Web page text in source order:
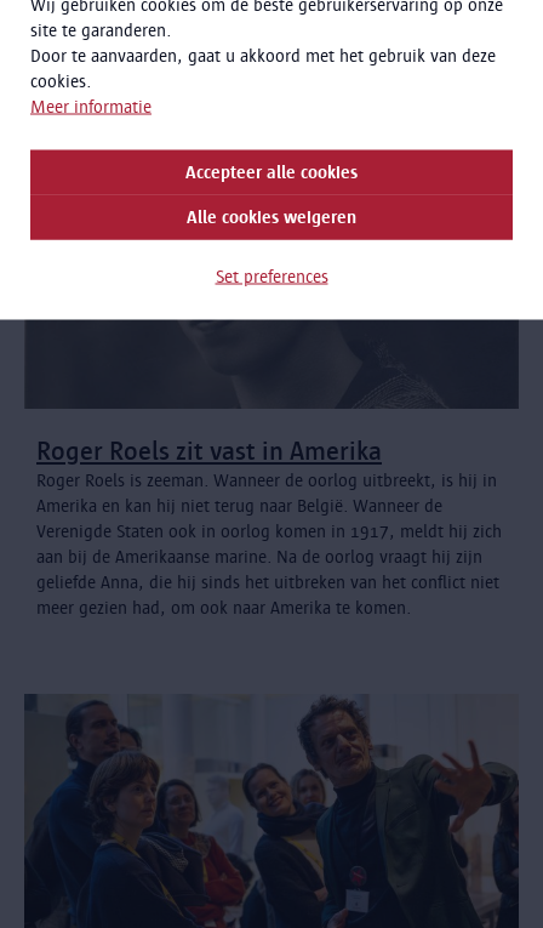
Wij gebruiken cookies om de beste gebruikerservaring op onze
site te garanderen.
Door te aanvaarden, gaat u akkoord met het gebruik van deze
cookies.
Meer informatie
Accepteer alle cookies
Alle cookies weigeren
Set preferences
landverhuizers achterna.
Roger Roels zit vast in Amerika
Roger Roels is zeeman. Wanneer de oorlog uitbreekt, is hij in
Amerika en kan hij niet terug naar België. Wanneer de
Verenigde Staten ook in oorlog komen in 1917, meldt hij zich
aan bij de Amerikaanse marine. Na de oorlog vraagt hij zijn
geliefde Anna, die hij sinds het uitbreken van het conflict niet
meer gezien had, om ook naar Amerika te komen.